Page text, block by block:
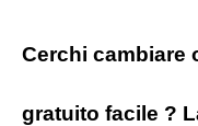
Cerchi cambiare
gratuito facile ?